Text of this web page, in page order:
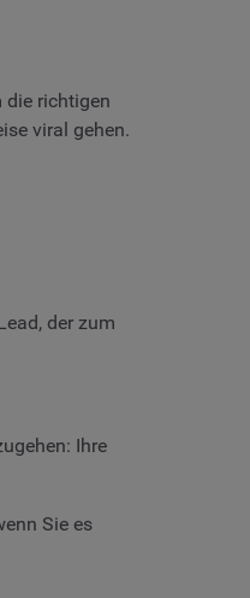
die richtigen
viral gehen.
der zum
Ihre
Sie es